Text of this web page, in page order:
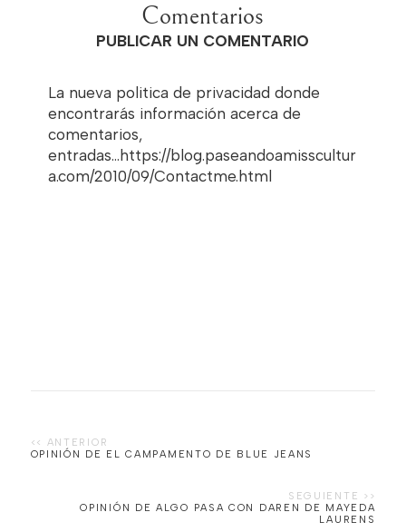
Comentarios
PUBLICAR UN COMENTARIO
La nueva politica de privacidad donde
encontrarás información acerca de
comentarios,
entradas...https://blog.paseandoamisscultur
a.com/2010/09/Contactme.html
OPINIÓN DE EL CAMPAMENTO DE BLUE JEANS
OPINIÓN DE ALGO PASA CON DAREN DE MAYEDA
LAURENS